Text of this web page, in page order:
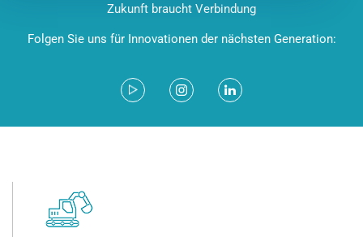
Zukunft braucht Verbindung
Folgen Sie uns für Innovationen der nächsten Generation: